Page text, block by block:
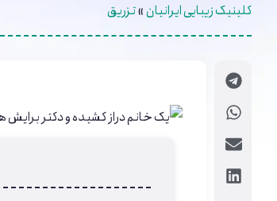
کلینیک زیبایی ایرانیان»تزریق